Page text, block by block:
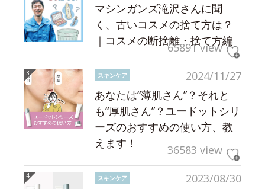
マシンガンズ滝沢さんに聞
く、古いコスメの捨て方は？
｜コスメの断捨離・捨て方編
65891 view
2024/11/27
スキンケア
あなたは“薄肌さん”？それと
も“厚肌さん”？ユードットシリ
ーズのおすすめの使い方、教
えます！
36583 view
2023/08/30
スキンケア